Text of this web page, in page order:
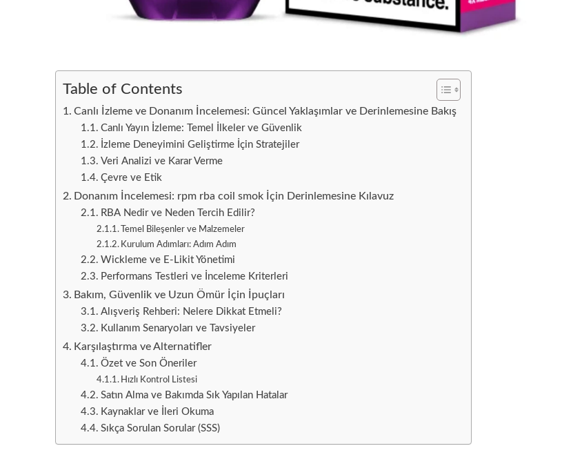
Table of Contents
Canlı İzleme ve Donanım İncelemesi: Güncel Yaklaşımlar ve Derinlemesine Bakış
Canlı Yayın İzleme: Temel İlkeler ve Güvenlik
İzleme Deneyimini Geliştirme İçin Stratejiler
Veri Analizi ve Karar Verme
Çevre ve Etik
Donanım İncelemesi: rpm rba coil smok İçin Derinlemesine Kılavuz
RBA Nedir ve Neden Tercih Edilir?
Temel Bileşenler ve Malzemeler
Kurulum Adımları: Adım Adım
Wickleme ve E-Likit Yönetimi
Performans Testleri ve İnceleme Kriterleri
Bakım, Güvenlik ve Uzun Ömür İçin İpuçları
Alışveriş Rehberi: Nelere Dikkat Etmeli?
Kullanım Senaryoları ve Tavsiyeler
Karşılaştırma ve Alternatifler
Özet ve Son Öneriler
Hızlı Kontrol Listesi
Satın Alma ve Bakımda Sık Yapılan Hatalar
Kaynaklar ve İleri Okuma
Sıkça Sorulan Sorular (SSS)